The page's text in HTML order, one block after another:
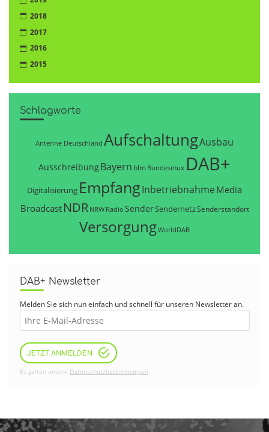
2018
2017
2016
2015
Schlagworte
Antenne Deutschland AufschaltungAusbau
AusschreibungBayern blm Bundesmux DAB+
Digitalisierung EmpfangInbetriebnahme Media
Broadcast NDR NRW Radio SenderSendernetzSenderstandort
VersorgungWorldDAB
DAB+ Newsletter
Melden Sie sich nun einfach und schnell für unseren Newsletter an.
JETZT ANMELDEN
Es gelten unsere Datenschutzbestimmungen